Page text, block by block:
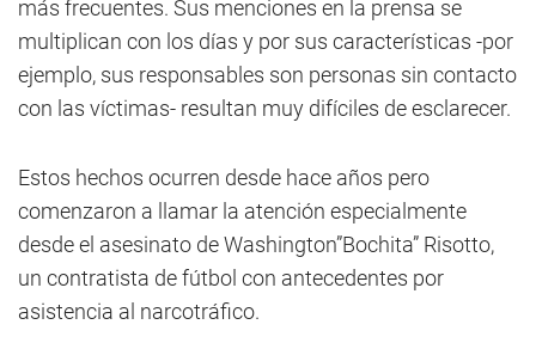
más frecuentes. Sus menciones en la prensa se
multiplican con los días y por sus características -por
ejemplo, sus responsables son personas sin contacto
con las víctimas- resultan muy difíciles de esclarecer.
Estos hechos ocurren desde hace años pero
comenzaron a llamar la atención especialmente
desde el asesinato de Washington”Bochita” Risotto,
un contratista de fútbol con antecedentes por
asistencia al narcotráfico.